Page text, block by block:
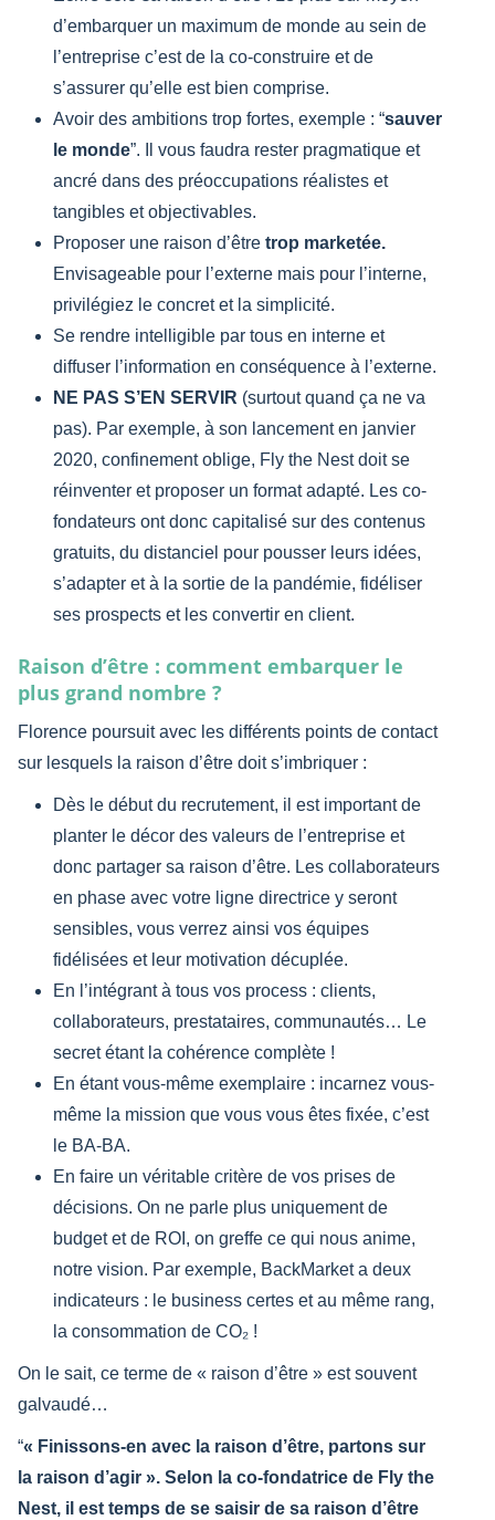
d’embarquer un maximum de monde au sein de
l’entreprise c’est de la co-construire et de
s’assurer qu’elle est bien comprise.
Avoir des ambitions trop fortes, exemple : “sauver
le monde”. Il vous faudra rester pragmatique et
ancré dans des préoccupations réalistes et
tangibles et objectivables.
Proposer une raison d’être trop marketée.
Envisageable pour l’externe mais pour l’interne,
privilégiez le concret et la simplicité.
Se rendre intelligible par tous en interne et
diffuser l’information en conséquence à l’externe.
NE PAS S’EN SERVIR (surtout quand ça ne va
pas). Par exemple, à son lancement en janvier
2020, confinement oblige, Fly the Nest doit se
réinventer et proposer un format adapté. Les co-
fondateurs ont donc capitalisé sur des contenus
gratuits, du distanciel pour pousser leurs idées,
s’adapter et à la sortie de la pandémie, fidéliser
ses prospects et les convertir en client.
Raison d’être : comment embarquer le
plus grand nombre ?
Florence poursuit avec les différents points de contact
sur lesquels la raison d’être doit s’imbriquer :
Dès le début du recrutement, il est important de
planter le décor des valeurs de l’entreprise et
donc partager sa raison d’être. Les collaborateurs
en phase avec votre ligne directrice y seront
sensibles, vous verrez ainsi vos équipes
fidélisées et leur motivation décuplée.
En l’intégrant à tous vos process : clients,
collaborateurs, prestataires, communautés… Le
secret étant la cohérence complète !
En étant vous-même exemplaire : incarnez vous-
même la mission que vous vous êtes fixée, c’est
le BA-BA.
En faire un véritable critère de vos prises de
décisions. On ne parle plus uniquement de
budget et de ROI, on greffe ce qui nous anime,
notre vision. Par exemple, BackMarket a deux
indicateurs : le business certes et au même rang,
la consommation de CO₂ !
On le sait, ce terme de « raison d’être » est souvent
galvaudé…
« Finissons-en avec la raison d’être, partons sur
la raison d’agir ». Selon la co-fondatrice de Fly the
Nest, il est temps de se saisir de sa raison d’être